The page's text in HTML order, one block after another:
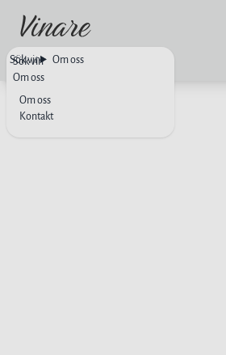
Sök vin
Om oss
Om oss
Kontakt
Sök vin Om oss